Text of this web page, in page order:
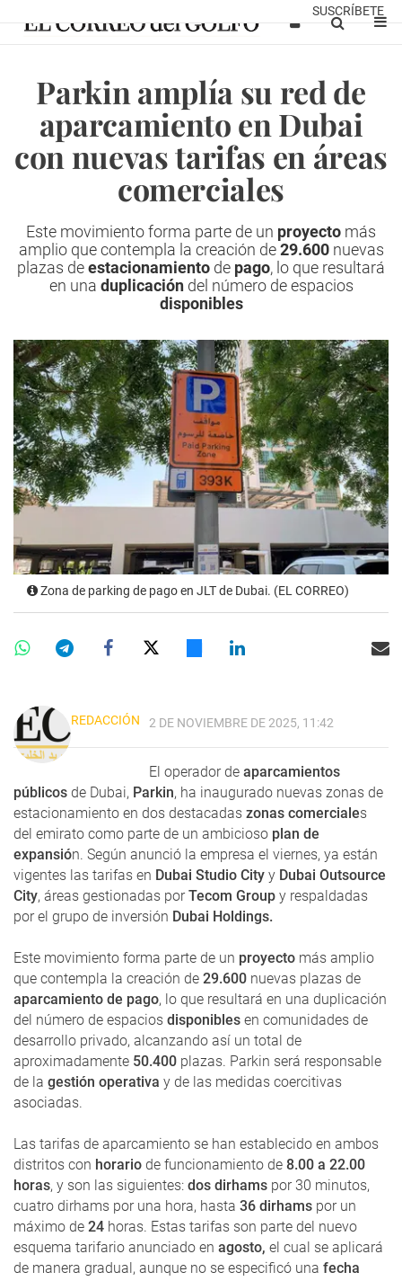
SUSCRÍBETE
Parkin amplía su red de
aparcamiento en Dubai
con nuevas tarifas en áreas
comerciales
Este movimiento forma parte de un proyecto más
amplio que contempla la creación de29.600 nuevas
plazas deestacionamiento de pago, lo que resultará
en una duplicacióndel número de espacios
disponibles
Zona de parking de pago en JLT de Dubai. (EL CORREO)
REDACCIÓN 2 DE NOVIEMBRE DE 2025, 11:42
El operador de aparcamientos
públicos de Dubai, Parkin, ha inaugurado nuevas zonas de
estacionamiento en dos destacadas zonas comerciales
del emirato como parte de un ambicioso plan de
expansión. Según anunció la empresa el viernes, ya están
vigentes las tarifas en Dubai Studio City y Dubai Outsource
City, áreas gestionadas porTecom Group y respaldadas
por el grupo de inversión Dubai Holdings.
Este movimiento forma parte de un proyecto más amplio
que contempla la creación de 29.600 nuevas plazas de
aparcamiento de pago, lo que resultará en una duplicación
del número de espacios disponibles en comunidades de
desarrollo privado, alcanzando así un total de
aproximadamente 50.400 plazas. Parkin será responsable
de la gestión operativa y de las medidas coercitivas
asociadas.
Las tarifas de aparcamiento se han establecido en ambos
distritos con horario de funcionamiento de 8.00 a 22.00
horas, y son las siguientes: dos dirhams por 30 minutos,
cuatro dirhams por una hora, hasta 36 dirhams por un
máximo de 24 horas. Estas tarifas son parte del nuevo
esquema tarifario anunciado en agosto, el cual se aplicará
de manera gradual, aunque no se especificó una fecha